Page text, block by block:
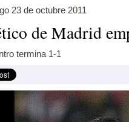
23 de octubre 2011
de Madrid
termina 1-1